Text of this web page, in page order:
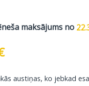
maksājums no
austiņas, ko jebkad